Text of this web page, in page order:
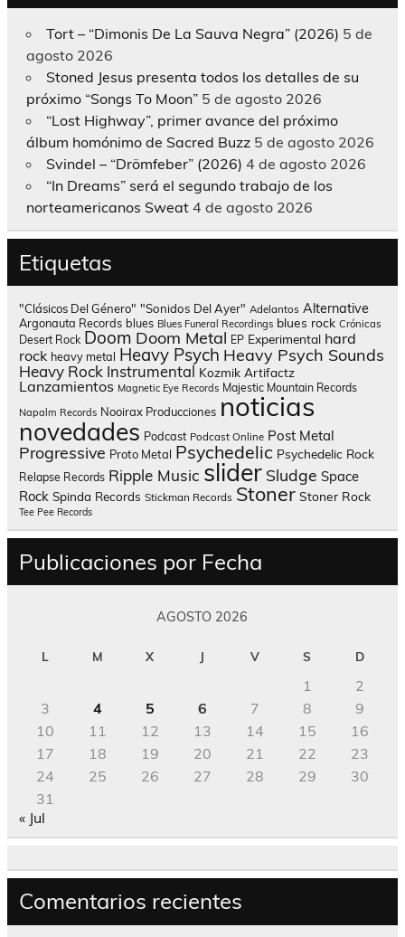
Tort – “Dimonis De La Sauva Negra” (2026) 5 de
agosto 2026
Stoned Jesus presenta todos los detalles de su
próximo “Songs To Moon” 5 de agosto 2026
“Lost Highway”, primer avance del próximo
álbum homónimo de Sacred Buzz 5 de agosto 2026
Svindel – “Drömfeber” (2026) 4 de agosto 2026
“In Dreams” será el segundo trabajo de los
norteamericanos Sweat 4 de agosto 2026
Etiquetas
"Clásicos Del Género" "Sonidos Del Ayer" Adelantos Alternative
Argonauta Records blues Blues Funeral Recordings blues rock Crónicas
Desert Rock Doom Doom Metal EP Experimental hard
rock heavy metal Heavy Psych Heavy Psych Sounds
Heavy Rock Instrumental Kozmik Artifactz
Lanzamientos Magnetic Eye Records Majestic Mountain Records
Napalm Records Nooirax Producciones noticias
novedades Podcast Podcast Online Post Metal
Progressive Proto Metal Psychedelic Psychedelic Rock
Relapse Records Ripple Music slider Sludge Space
Rock Spinda Records Stickman Records Stoner Stoner Rock
Tee Pee Records
Publicaciones por Fecha
AGOSTO 2026
L M X J V S D
1
2
3
4 5 6 7 8
9
10
11 12 13 14 15
16
17
18 19 20 21 22
23
24
25 26 27 28 29
30
31
« Jul
Comentarios recientes